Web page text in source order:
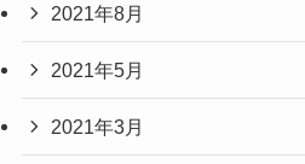
2021年8月
2021年5月
2021年3月